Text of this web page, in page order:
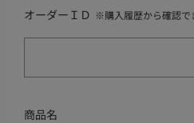
オーダーＩＤ ※購入履歴から確認で
商品名